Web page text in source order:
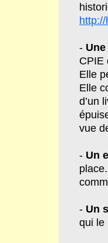
-
CPIE
Elle
Elle
d’un
vue
- Un
- Un
qui le